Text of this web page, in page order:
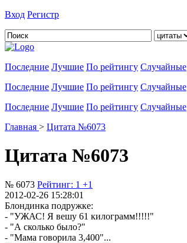
Вход Регистр
Последние Лучшие По рейтингу Случайные
Последние Лучшие По рейтингу Случайные
Последние Лучшие По рейтингу Случайные
Главная > Цитата №6073
Цитата №6073
№ 6073 Рейтинг: 1 +1
2012-02-26 15:28:01
Блондинка подружке:
- "УЖАС! Я вешу 61 килограмм!!!!!"
- "А сколько было?"
- "Мама говорила 3,400"...